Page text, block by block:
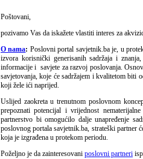
Poštovani,
pozivamo Vas da iskažete vlastiti interes za
O nama: Poslovni portal savjetnik.ba je, u
izvora korisnički generisanih sadržaja i
informacije i savjete za razvoj poslovanja.
savjetovanja, koje će sadržajem i kvalitetom biti
koji žele ići naprijed.
Uslijed zaokreta u trenutnom poslovnom
prepoznati potencijal i vrijednost
partnerstvo bi omogućilo dalje unapređenje
poslovnog portala savjetnik.ba, strateški partner
koja je izgrađena u protekom periodu.
Poželjno je da zainteresovani poslovni partneri